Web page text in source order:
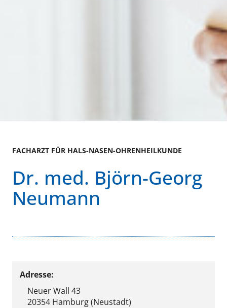
FACHARZT FÜR HALS-NASEN-OHRENHEILKUNDE
Dr. med. Björn-Georg
Neumann
Adresse:
Neuer Wall 43
20354 Hamburg (Neustadt)